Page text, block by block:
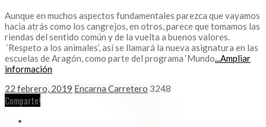
Aunque en muchos aspectos fundamentales parezca que vayamos
hacia atrás como los cangrejos, en otros, parece que tomamos las
riendas del sentido común y de la vuelta a buenos valores.
‘Respeto a los animales’, así se llamará la nueva asignatura en las
escuelas de Aragón, como parte del programa ‘Mundo...Ampliar
información
22 febrero, 2019 Encarna Carretero 3248
Comparte!